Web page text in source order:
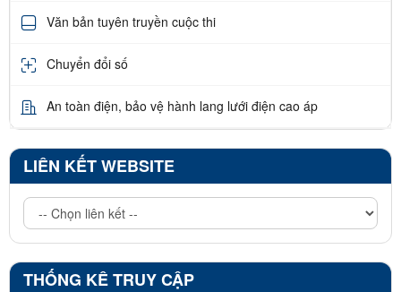
Văn bản tuyên truyền cuộc thi
Chuyển đổi số
An toàn điện, bảo vệ hành lang lưới điện cao áp
LIÊN KẾT WEBSITE
THỐNG KÊ TRUY CẬP